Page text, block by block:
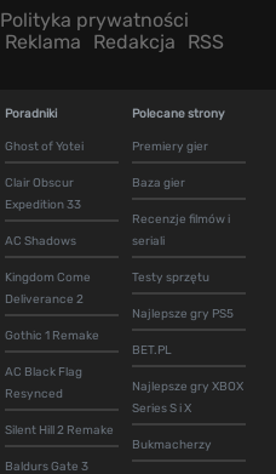
Polityka prywatności
Reklama Redakcja RSS
Poradniki
Ghost of Yotei
Clair Obscur
Expedition 33
AC Shadows
Kingdom Come
Deliverance 2
Gothic 1 Remake
AC Black Flag
Resynced
Silent Hill 2 Remake
Baldurs Gate 3
Polecane strony
Premiery gier
Baza gier
Recenzje filmów i
seriali
Testy sprzętu
Najlepsze gry PS5
BET.PL
Najlepsze gry XBOX
Series S i X
Bukmacherzy